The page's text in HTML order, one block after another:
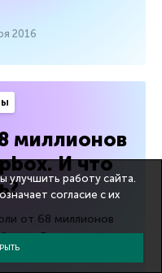
2016
миллионов
И что
от 68 миллионов
году. Вот что об этом
улучшить работу сайта.
согласие с их